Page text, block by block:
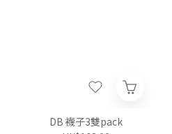
DB 襪子3雙pack